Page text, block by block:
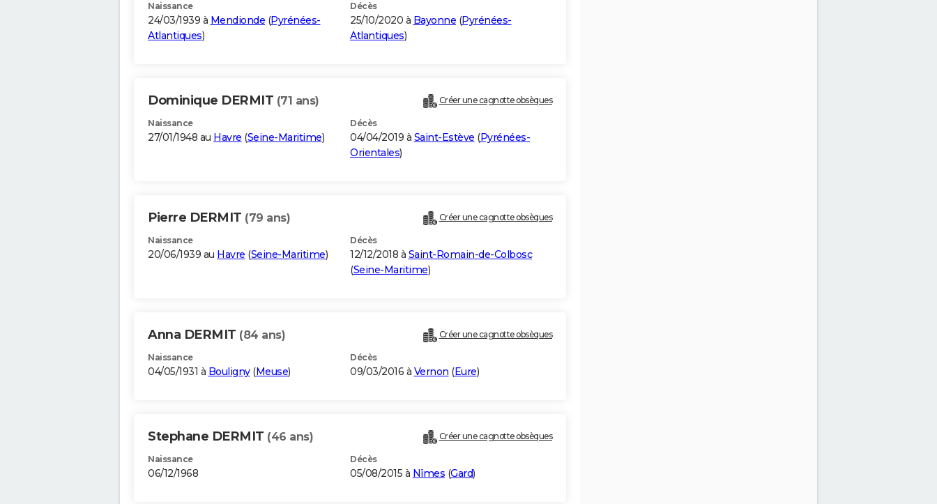
Naissance
24/03/1939 à Mendionde (Pyrénées-
Atlantiques)
Décès
25/10/2020 à Bayonne (Pyrénées-
Atlantiques)
Dominique DERMIT (71 ans) Créer une cagnotte obsèques
Naissance
27/01/1948 au Havre (Seine-Maritime)
Décès
04/04/2019 à Saint-Estève (Pyrénées-
Orientales)
Pierre DERMIT (79 ans) Créer une cagnotte obsèques
Naissance
20/06/1939 au Havre (Seine-Maritime)
Décès
12/12/2018 à Saint-Romain-de-Colbosc
(Seine-Maritime)
Anna DERMIT (84 ans) Créer une cagnotte obsèques
Naissance
04/05/1931 à Bouligny(Meuse)
Décès
09/03/2016 à Vernon (Eure)
Stephane DERMIT (46 ans) Créer une cagnotte obsèques
Naissance
06/12/1968
Décès
05/08/2015 à Nîmes (Gard)